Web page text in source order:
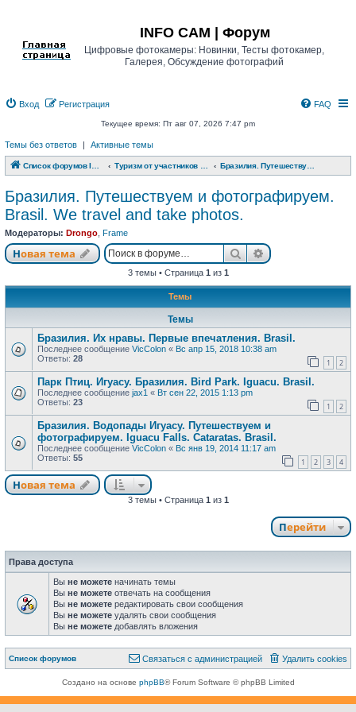
INFO CAM | Форум
Цифровые фотокамеры: Новинки, Тесты фотокамер,
Галерея, Обсуждение фотографий
Вход Регистрация FAQ
Текущее время: Пт авг 07, 2026 7:47 pm
Темы без ответов | Активные темы
Список форумов INFO CAM | Форум
Бразилия. Путешествуем и фотографируем.
Brasil. We travel and take photos.
Модераторы: Drongo Frame
Новая тема
Новая тема ПоискРасширенный
3 темы • Страница 1 из 1
Темы
Темы
Бразилия. Их нравы. Первые впечатления. Brasil.
Последнее сообщение VicColon « Вс апр 15, 2018 10:38 am
Ответы: 28 1 2
Парк Птиц. Игуасу. Бразилия. Bird Park. Iguacu. Brasil.
Последнее сообщение jax1 « Вт сен 22, 2015 1:13 pm
Ответы: 23 1 2
Бразилия. Водопады Игуасу. Путешествуем и
фотографируем. Iguacu Falls. Cataratas. Brasil.
Последнее сообщение VicColon « Вс янв 19, 2014 11:17 am
Ответы: 55 1 2 3 4
Новая тема
Новая тема
3 темы • Страница 1 из 1
Перейти
Права доступа
Вы не можете начинать темы
Вы не можете отвечать на сообщения
Вы не можете редактировать свои сообщения
Вы не можете удалять свои сообщения
Вы не можете добавлять вложения
Список форумов Удалить cookies
Связаться с
Связаться с администрацией
Создано на основе phpBB® Forum Software © phpBB Limited